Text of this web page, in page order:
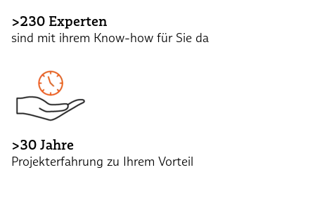
>230 Experten
sind mit ihrem Know-how für Sie da
>30 Jahre
Projekterfahrung zu Ihrem Vorteil